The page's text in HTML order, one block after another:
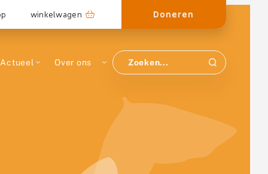
winkelwagen Doneren
Actueel Over ons